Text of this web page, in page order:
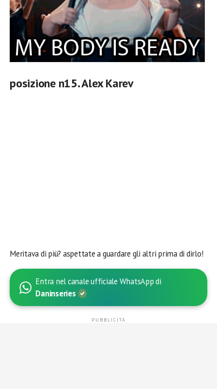
posizione n15. Alex Karev
Meritava di più? aspettate a guardare gli altri prima di dirlo!
Entra nel canale ufficiale WhatsApp di
Daninseries